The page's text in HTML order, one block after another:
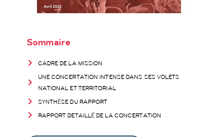
Sommaire
CADRE DE LA MISSION
UNE CONCERTATION INTENSE DANS SES VOLETS
NATIONAL ET TERRITORIAL
SYNTHÈSE DU RAPPORT
RAPPORT DETAILLÉ DE LA CONCERTATION